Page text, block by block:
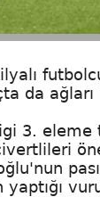
da ağları
3. eleme
yaptığı